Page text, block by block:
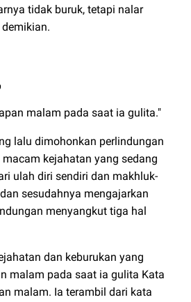
tidak buruk, tetapi nalar
malam pada saat ia gulita."
lalu dimohonkan perlindungan
kejahatan yang sedang
ulah diri sendiri dan makhluk-
sesudahnya mengajarkan
menyangkut tiga hal
dan keburukan yang
malam pada saat ia gulita Kata
malam. Ia terambil dari kata